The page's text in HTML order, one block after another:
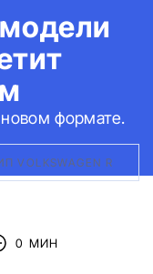
формате.
VOLKSWAGEN R
0 МИН